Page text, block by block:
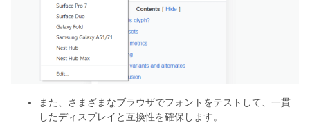
また、さまざまなブラウザでフォントをテストして、一貫
したディスプレイと互換性を確保します。